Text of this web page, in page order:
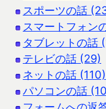
スポーツの話
スマートフォン
タブレットの話
テレビの話 (29)
ネットの話 (110)
パソコンの話